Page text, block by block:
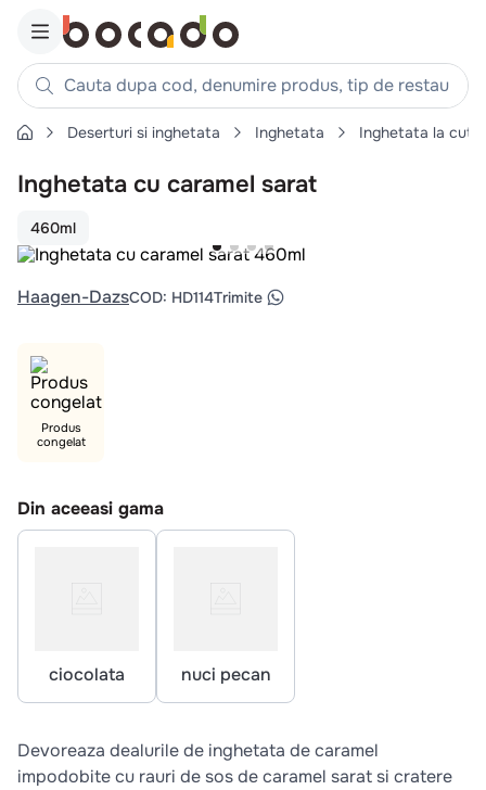
Cauta dupa cod, denumire produs, tip de restaurant,
Căutări populare
1. cartofi
piept pui
3. pui
4. chifle
. coaste
. ceafa
aripi
10
Deserturi si inghetata Inghetata Inghetata la
Inghetata cu caramel sarat
460ml
Haagen-DazsCOD: HD114Trimite
Produs
congelat
Din aceeasi gama
ciocolata nuci pecan
Devoreaza dealurile de inghetata de caramel
impodobite cu rauri de sos de caramel sarat si cratere